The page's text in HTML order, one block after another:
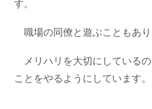
す。
職場の同僚と遊ぶこともあり
メリハリを大切にしている
ことをやるようにしています。